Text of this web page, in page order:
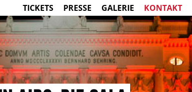
TICKETS PRESSE GALERIE KONTAKT